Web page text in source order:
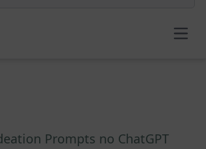
Prompts no ChatGPT